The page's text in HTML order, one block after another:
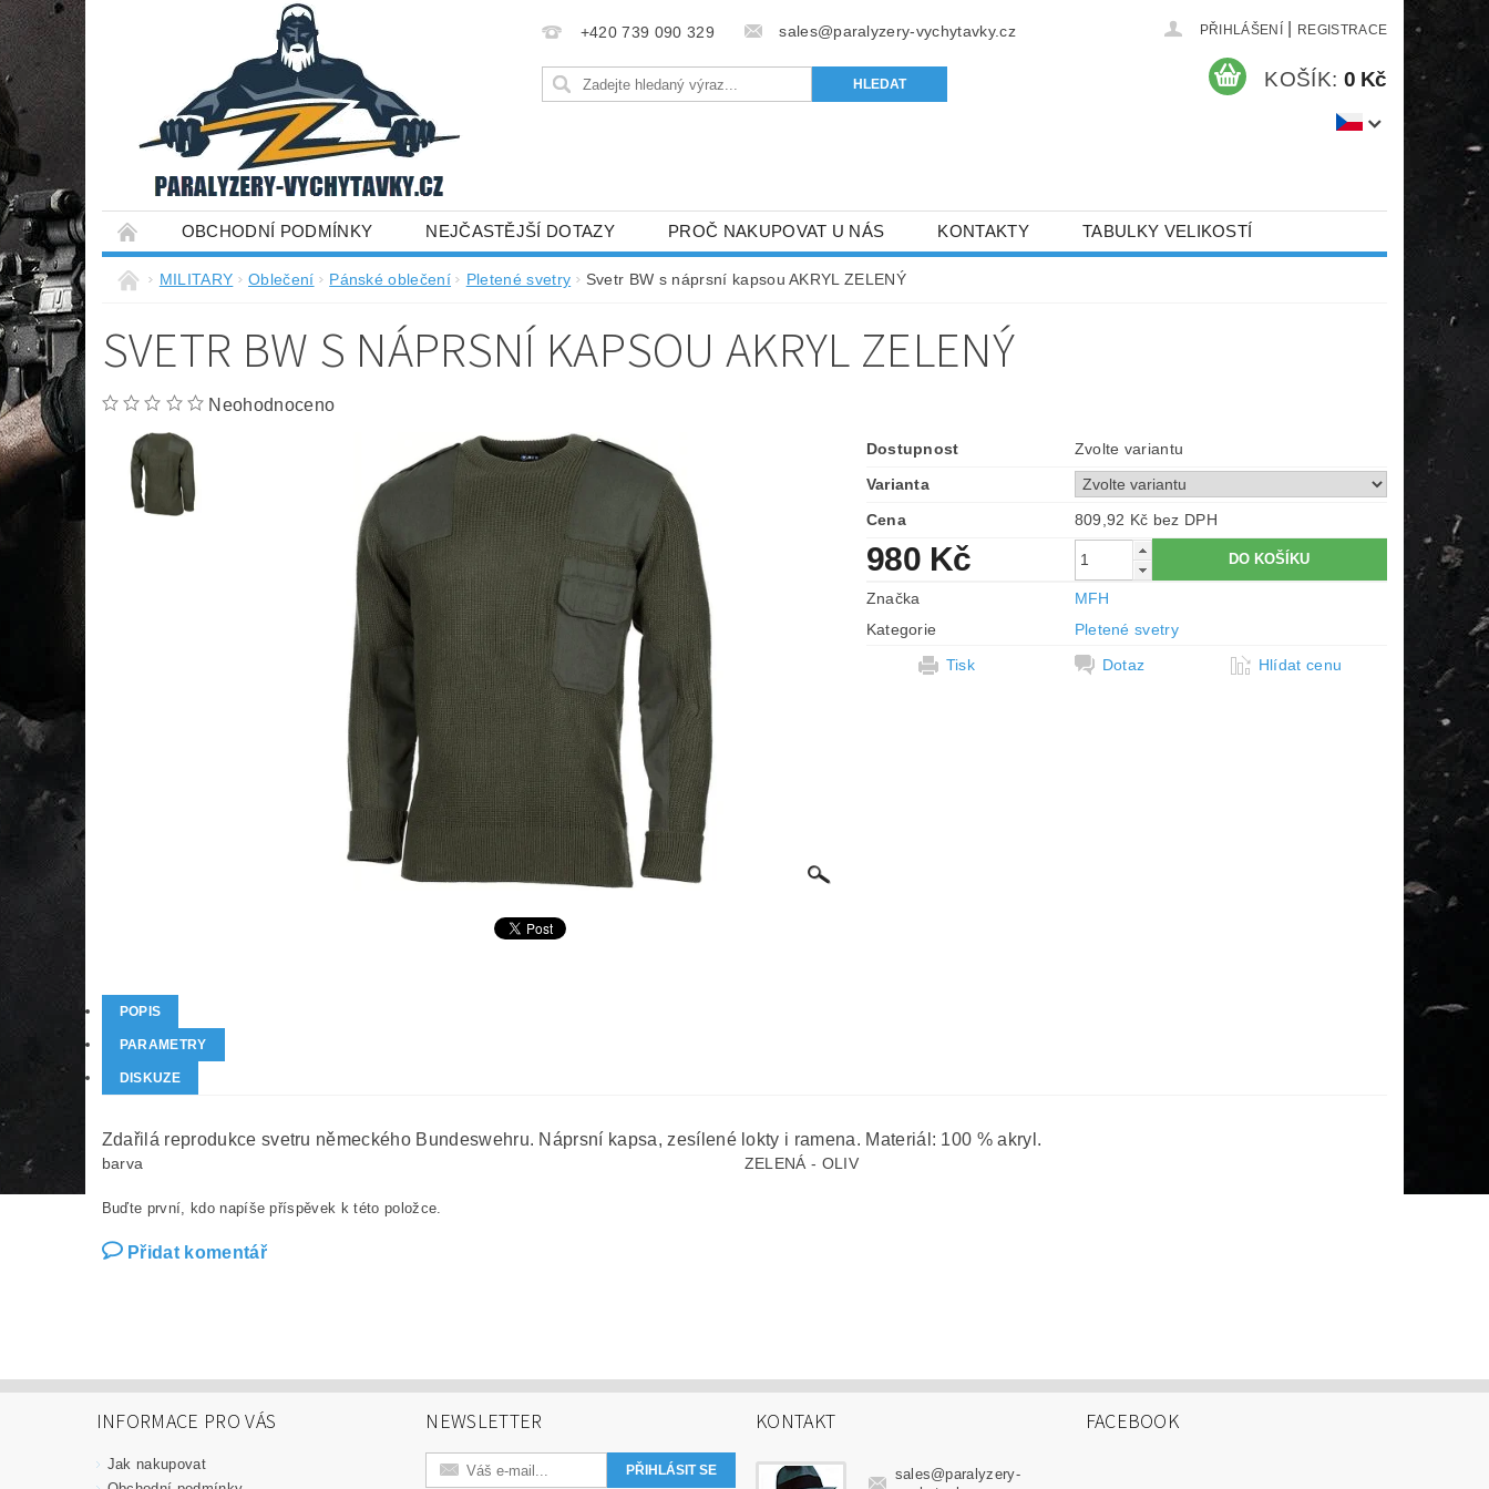
+420 739 090 329 sales@paralyzery-vychytavky.cz PŘIHLÁŠENÍ REGISTRACE
KOŠÍK: 0 Kč
OBCHODNÍ PODMÍNKY NEJČASTĚJŠÍ DOTAZY PROČ NAKUPOVAT U NÁS KONTAKTY TABULKY VELIKOSTÍ
MILITARY Oblečení Pánské oblečení Pletené svetry Svetr BW s náprsní kapsou AKRYL ZELENÝ
SVETR BW S NÁPRSNÍ KAPSOU AKRYL ZELENÝ
Neohodnoceno
Dostupnost
Zvolte variantu
Varianta
Cena
809,92 Kč bez DPH
980 Kč
Značka
MFH
Kategorie
Pletené svetry
Tisk
Dotaz Hlídat cenu
POPIS
PARAMETRY
DISKUZE
Zdařilá reprodukce svetru německého Bundeswehru. Náprsní kapsa, zesílené lokty i ramena. Materiál: 100 % akryl.
barva ZELENÁ - OLIV
Buďte první, kdo napíše příspěvek k této položce.
Přidat komentář
INFORMACE PRO VÁS
Jak nakupovat
NEWSLETTER KONTAKT
sales@paralyzery-
FACEBOOK